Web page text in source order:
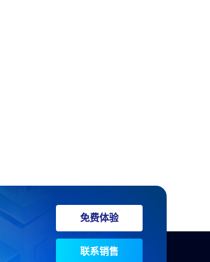
免费体验
联系销售